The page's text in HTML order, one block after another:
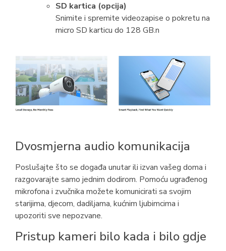
SD kartica (opcija)
Snimite i spremite videozapise o pokretu na
micro SD karticu do 128 GB.n
Dvosmjerna audio komunikacija
Poslušajte što se događa unutar ili izvan vašeg doma i
razgovarajte samo jednim dodirom. Pomoću ugrađenog
mikrofona i zvučnika možete komunicirati sa svojim
starijima, djecom, dadiljama, kućnim ljubimcima i
upozoriti sve nepozvane.
Pristup kameri bilo kada i bilo gdje